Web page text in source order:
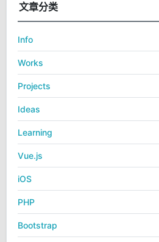
文章分类
Info
Works
Projects
Ideas
Learning
Vue.js
iOS
PHP
Bootstrap